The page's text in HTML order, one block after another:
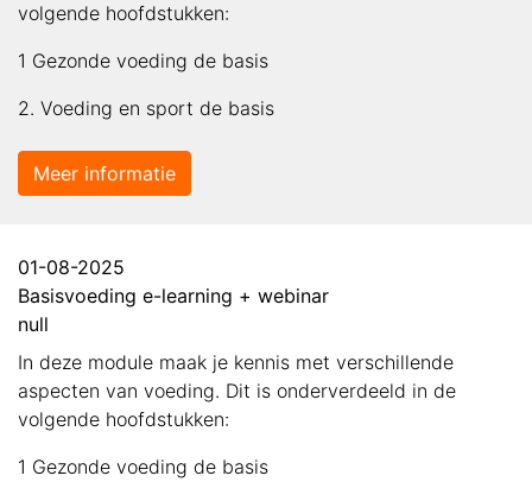
volgende hoofdstukken:
1 Gezonde voeding de basis
2. Voeding en sport de basis
Meer informatie
01-08-2025
Basisvoeding e-learning + webinar
null
In deze module maak je kennis met verschillende
aspecten van voeding. Dit is onderverdeeld in de
volgende hoofdstukken:
1 Gezonde voeding de basis